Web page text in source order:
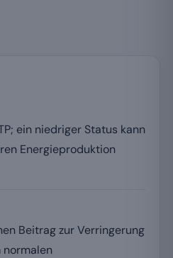
ein niedriger Status kann
Energieproduktion
Beitrag zur Verringerung
normalen